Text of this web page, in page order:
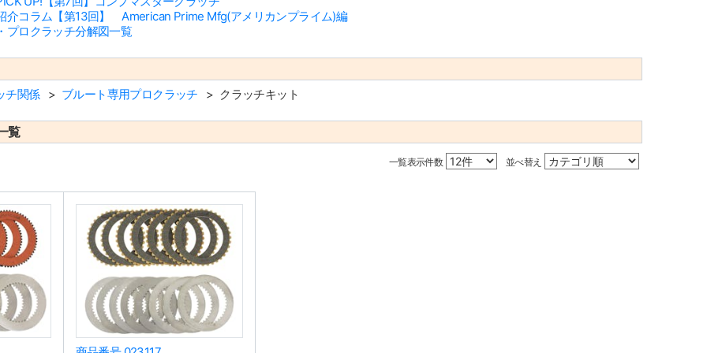
介コラム【第13回】 American Prime Mfg(アメリカンプライム)編
プロクラッチ分解図一覧
チ関係 ブルート専用プロクラッチ クラッチキット
覧
一覧表示件数 並べ替え